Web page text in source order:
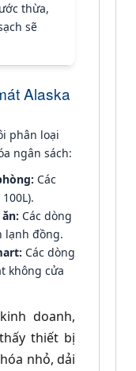
thừa,
sẽ
Alaska
phân loại
ngân sách:
Các
Các dòng
lạnh đồng.
Các dòng
không cửa
doanh,
thiết bị
nhỏ, dải